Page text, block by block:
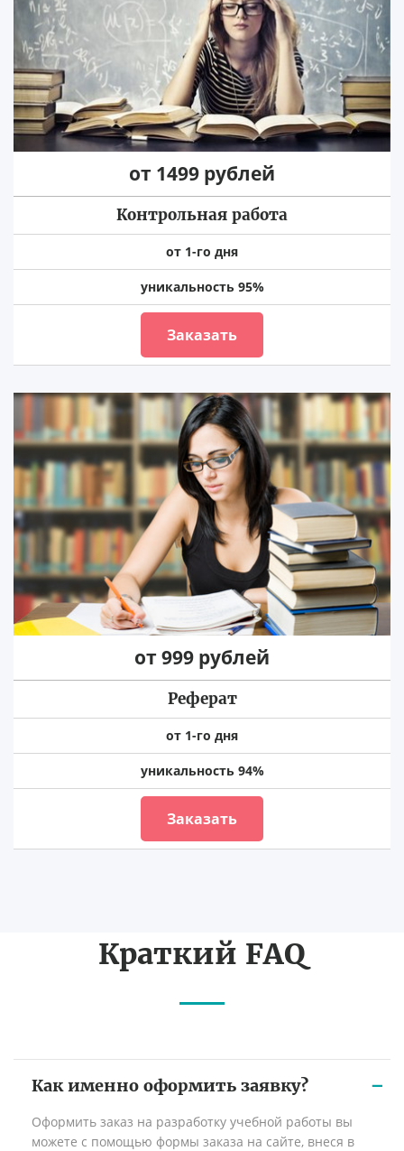
от 1499 рублей
Контрольная работа
от 1-го дня
уникальность 95%
Заказать
от 999 рублей
Реферат
от 1-го дня
уникальность 94%
Заказать
Краткий FAQ
Как именно оформить заявку?
Оформить заказ на разработку учебной работы вы
можете с помощью формы заказа на сайте, внеся в